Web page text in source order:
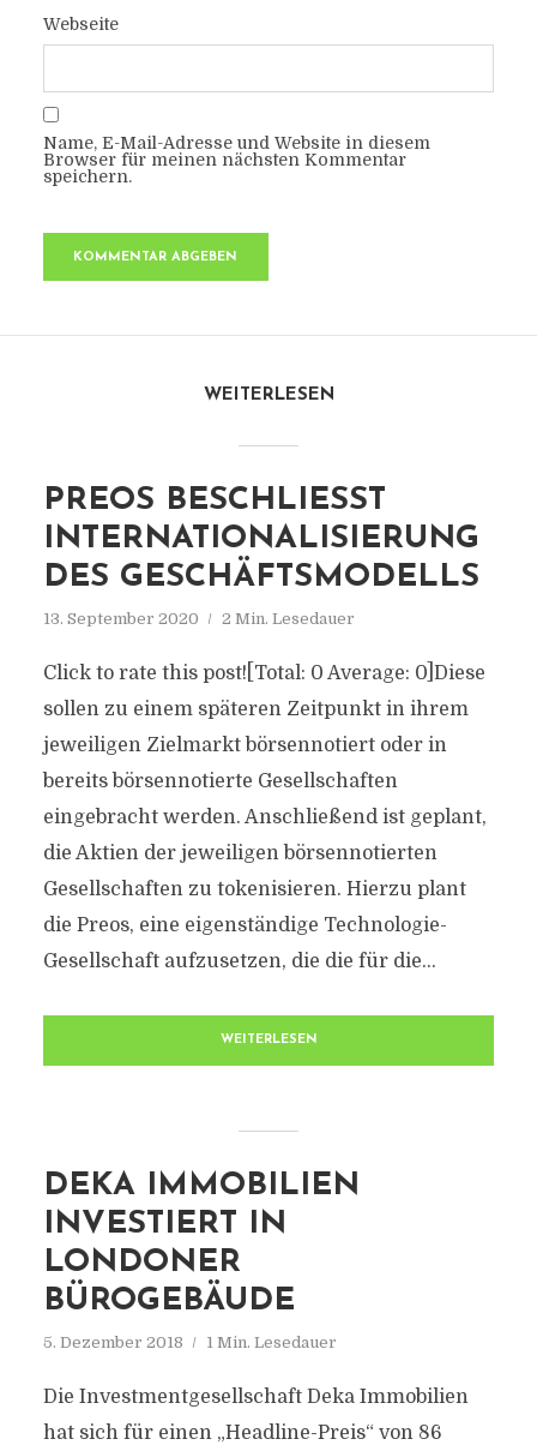
Webseite
Name, E-Mail-Adresse und Website in diesem
Browser für meinen nächsten Kommentar
speichern.
WEITERLESEN
PREOS BESCHLIESST I
NTERNATIONALISIERUNG D
ES GESCHÄFTSMODELLS
13. September 2020 2 Min. Lesedauer
Click to rate this post![Total: 0 Average: 0]Diese
sollen zu einem späteren Zeitpunkt in ihrem
jeweiligen Zielmarkt börsennotiert oder in
bereits börsennotierte Gesellschaften
eingebracht werden. Anschließend ist geplant,
die Aktien der jeweiligen börsennotierten
Gesellschaften zu tokenisieren. Hierzu plant
die Preos, eine eigenständige Technologie-
Gesellschaft aufzusetzen, die die für die...
WEITERLESEN
DEKA IMMOBILIEN
INVESTIERT IN
LONDONER
BÜROGEBÄUDE
5. Dezember 2018 1 Min. Lesedauer
Die Investmentgesellschaft Deka Immobilien
hat sich für einen „Headline-Preis“ von 86